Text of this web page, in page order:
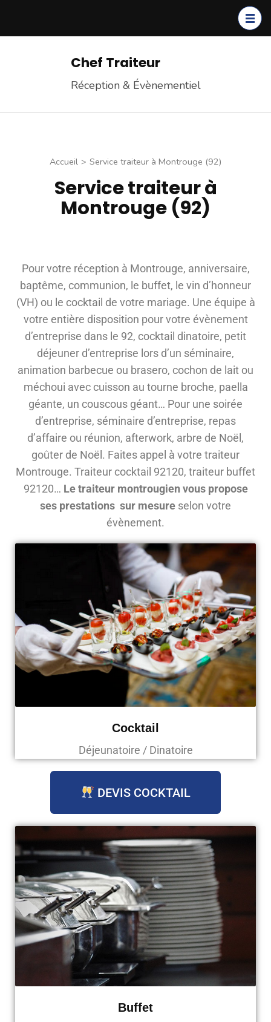
Chef Traiteur
Réception & Évènementiel
Accueil > Service traiteur à Montrouge (92)
Service traiteur à
Montrouge (92)
Pour votre réception à Montrouge, anniversaire,
baptême, communion, le buffet, le vin d’honneur
(VH) ou le cocktail de votre mariage. Une équipe à
votre entière disposition pour votre évènement
d’entreprise dans le 92, cocktail dinatoire, petit
déjeuner d’entreprise lors d’un séminaire,
animation barbecue ou brasero, cochon de lait ou
méchoui avec cuisson au tourne broche, paella
géante, un couscous géant… Pour une soirée
d’entreprise, séminaire d’entreprise, repas
d’affaire ou réunion, afterwork, arbre de Noël,
goûter de Noël. Faites appel à votre traiteur
Montrouge. Traiteur cocktail 92120, traiteur buffet
92120… Le traiteur montrougien vous propose
ses prestations sur mesure selon votre
évènement.
Cocktail
Déjeunatoire / Dinatoire
DEVIS COCKTAIL
Buffet